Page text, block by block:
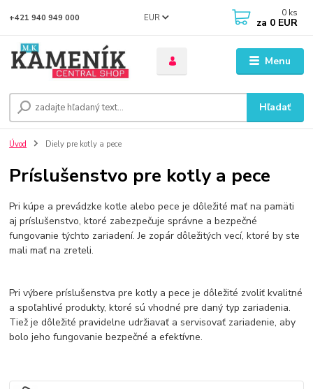
Menu
EUR
Hľadať
+421 940 949 000 0 ks
za 0 EUR
Úvod Diely pre kotly a pece
Príslušenstvo pre kotly a pece
Pri kúpe a prevádzke kotle alebo pece je dôležité mať na pamäti
aj príslušenstvo, ktoré zabezpečuje správne a bezpečné
fungovanie týchto zariadení. Je zopár dôležitých vecí, ktoré by ste
mali mať na zreteli.
Pri výbere príslušenstva pre kotly a pece je dôležité zvoliť kvalitné
a spoľahlivé produkty, ktoré sú vhodné pre daný typ zariadenia.
Tiež je dôležité pravidelne udržiavať a servisovať zariadenie, aby
bolo jeho fungovanie bezpečné a efektívne.